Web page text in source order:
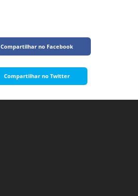
Compartilhar no Facebook
Compartilhar no Twitter